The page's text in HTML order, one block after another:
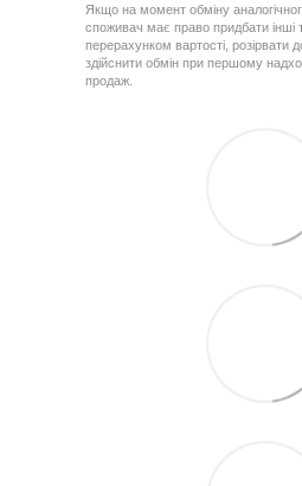
Якщо на момент обміну
споживач має право придбати інші
перерахунком вартості, розірвати
здійснити обмін при першому
продаж.